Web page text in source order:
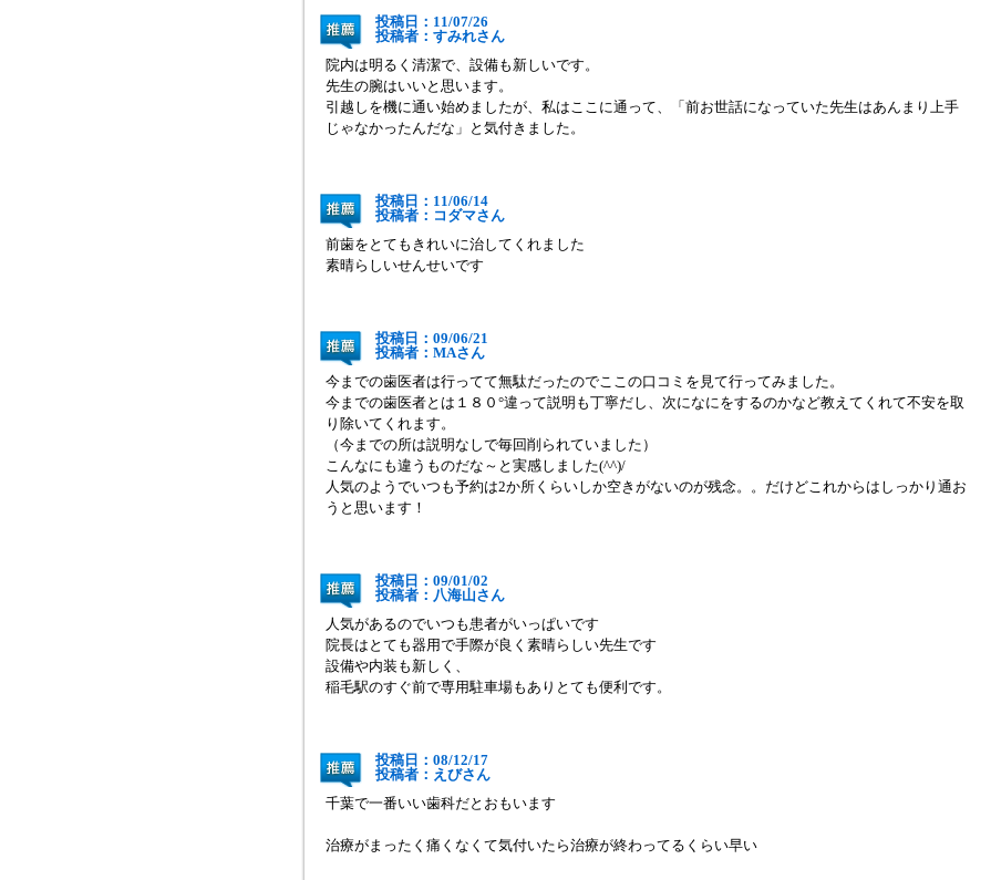
投稿日：11/07/26
投稿者：すみれさん
院内は明るく清潔で、設備も新しいです。
先生の腕はいいと思います。
引越しを機に通い始めましたが、私はここに通って、「前お世話になっていた先生はあんまり上手
じゃなかったんだな」と気付きました。
投稿日：11/06/14
投稿者：コダマさん
前歯をとてもきれいに治してくれました
素晴らしいせんせいです
投稿日：09/06/21
投稿者：MAさん
今までの歯医者は行ってて無駄だったのでここの口コミを見て行ってみました。
今までの歯医者とは１８０°違って説明も丁寧だし、次になにをするのかなど教えてくれて不安を取
り除いてくれます。
（今までの所は説明なしで毎回削られていました）
こんなにも違うものだな～と実感しました(^^)/
人気のようでいつも予約は2か所くらいしか空きがないのが残念。。だけどこれからはしっかり通お
うと思います！
投稿日：09/01/02
投稿者：八海山さん
人気があるのでいつも患者がいっぱいです
院長はとても器用で手際が良く素晴らしい先生です
設備や内装も新しく、
稲毛駅のすぐ前で専用駐車場もありとても便利です。
投稿日：08/12/17
投稿者：えびさん
千葉で一番いい歯科だとおもいます
治療がまったく痛くなくて気付いたら治療が終わってるくらい早い